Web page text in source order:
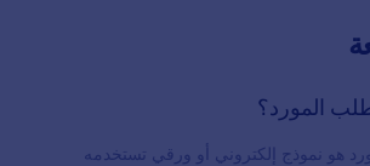
هو نموذج إلكتروني أو ورقي تستخدمه